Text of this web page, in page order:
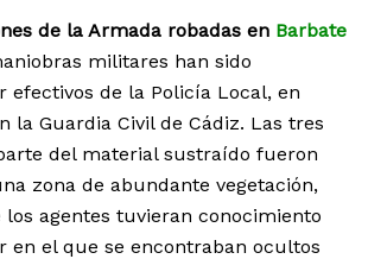
de la Armada robadas en Barbate
militares han sido
efectivos de la Policía Local, en
la Guardia Civil de Cádiz. Las tres
del material sustraído fueron
zona de abundante vegetación,
los agentes tuvieran conocimiento
en el que se encontraban ocultos